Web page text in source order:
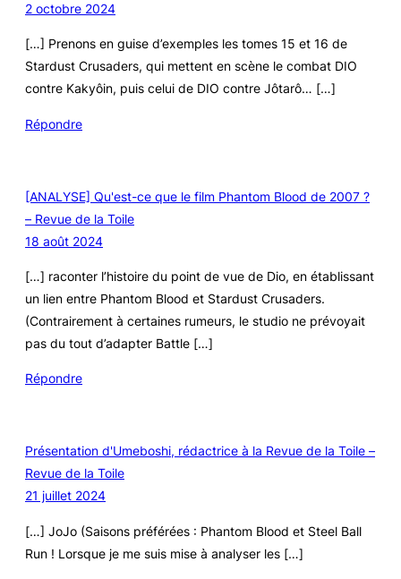
2 octobre 2024
[…] Prenons en guise d’exemples les tomes 15 et 16 de
Stardust Crusaders, qui mettent en scène le combat DIO
contre Kakyôin, puis celui de DIO contre Jôtarô… […]
Répondre
[ANALYSE] Qu'est-ce que le film Phantom Blood de 2007 ?
– Revue de la Toile
18 août 2024
[…] raconter l’histoire du point de vue de Dio, en établissant
un lien entre Phantom Blood et Stardust Crusaders.
(Contrairement à certaines rumeurs, le studio ne prévoyait
pas du tout d’adapter Battle […]
Répondre
Présentation d'Umeboshi, rédactrice à la Revue de la Toile –
Revue de la Toile
21 juillet 2024
[…] JoJo (Saisons préférées : Phantom Blood et Steel Ball
Run ! Lorsque je me suis mise à analyser les […]